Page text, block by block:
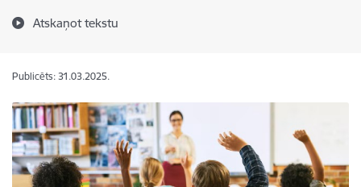
Atskaņot tekstu
Publicēts: 31.03.2025.